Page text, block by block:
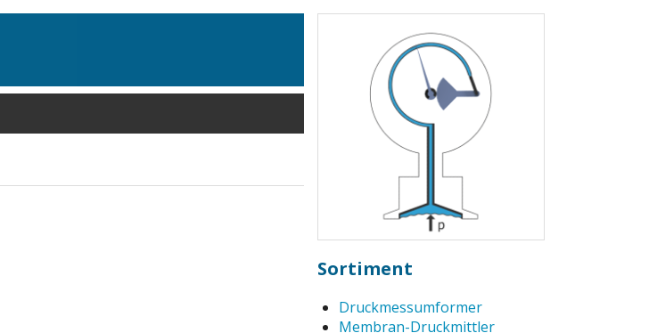
Sortiment
Druckmessumformer
Membran-Druckmittler